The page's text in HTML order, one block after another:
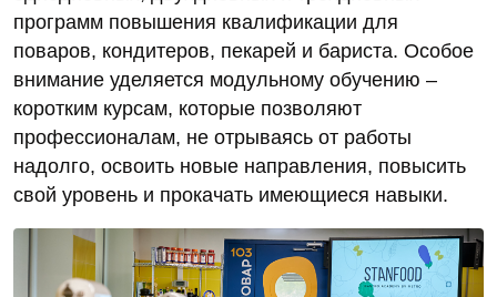
программ повышения квалификации для
поваров, кондитеров, пекарей и бариста. Особое
внимание уделяется модульному обучению –
коротким курсам, которые позволяют
профессионалам, не отрываясь от работы
надолго, освоить новые направления, повысить
свой уровень и прокачать имеющиеся навыки.